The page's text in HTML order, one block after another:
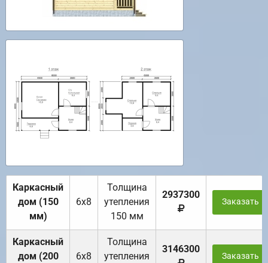
Каркасный
дом (150
мм)
6х8
Толщина
утепления
150 мм
2937300
Заказать
Каркасный
дом (200
6х8
Толщина
утепления
3146300
Заказать